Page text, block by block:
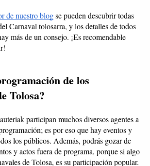
de nuestro blog se pueden descubrir todas
Carnaval tolosarra, y los detalles de todos
más de un consejo. ¡Es recomendable
de los
Tolosa?
participan muchos diversos agentes a
es por eso que hay eventos y
los públicos. Además, podrás gozar de
y actos fuera de programa, porque si algo
de Tolosa, es su participación popular.